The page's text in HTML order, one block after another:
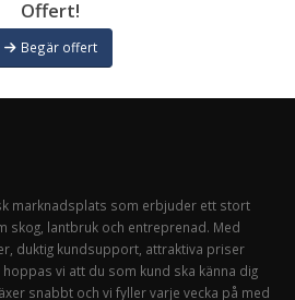
Offert!
Begär offert
marknadsplats som erbjuder ett stort
skog, lantbruk och entreprenad. Med
duktig kundsupport, attraktiva priser
vi att du som kund ska känna dig
snabbt och vi fyller varje vecka på med